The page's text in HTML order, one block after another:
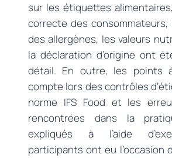
sur les étiquettes
correcte des consommateurs,
des allergènes, les valeurs
la déclaration d’origine ont
détail. En outre, les points
compte lors des contrôles
norme IFS Food et les
rencontrées dans la
expliqués à l’aide
participants ont eu l’occasion